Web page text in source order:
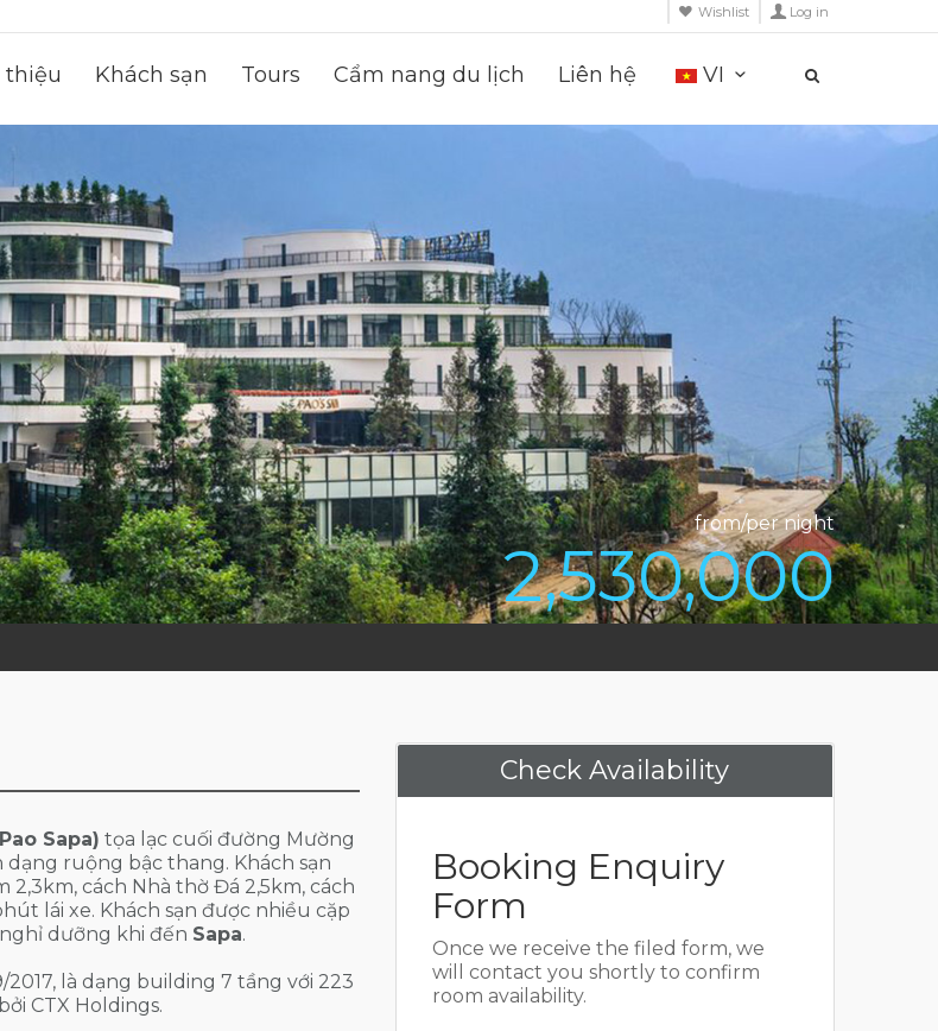
Wishlist Log in
thiệu Khách sạn Tours Cẩm nang du lịch Liên hệ VI
from/per night
2,530,000
Sapa) tọa lạc cuối đường Mường
ruộng bậc thang. Khách sạn
2,3km, cách Nhà thờ Đá 2,5km, cách
lái xe. Khách sạn được nhiều cặp
dưỡng khi đến Sapa.
là dạng building 7 tầng với 223
CTX Holdings.
Check Availability
Booking Enquiry
Form
Once we receive the filed form, we
will contact you shortly to confirm
room availability.